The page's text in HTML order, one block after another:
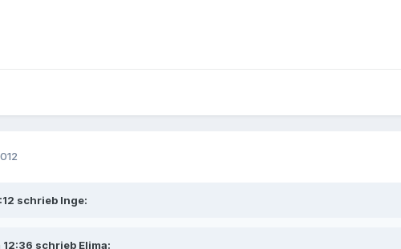
schrieb Inge:
12:36 schrieb Elima: